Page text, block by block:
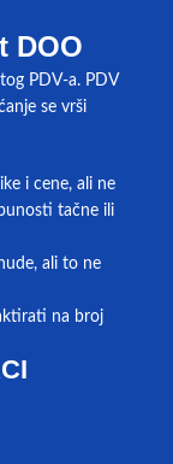
DOO
PDV-a. PDV
se vrši
i cene, ali ne
tačne ili
ali to ne
na broj